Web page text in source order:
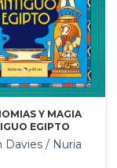
Y MAGIA
EGIPTO
Davies / Nuria